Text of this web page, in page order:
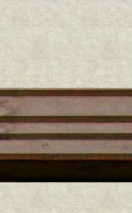
2) połowicznie
samo tylko że
3) Wyłączona
° Mapa
SKALA 1:50
"Compass"